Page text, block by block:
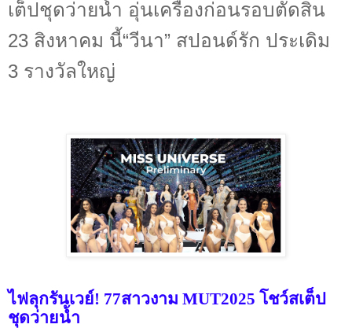
เต็ปชุดว่ายน้ำ อุ่นเครื่องก่อนรอบตัดสิน
23 สิงหาคม นี้“วีนา” สปอนด์รัก ประเดิม
3 รางวัลใหญ่
ไฟลุกรันเวย์! 77สาวงาม MUT2025 โชว์สเต็ป
ชุดว่ายน้ำ